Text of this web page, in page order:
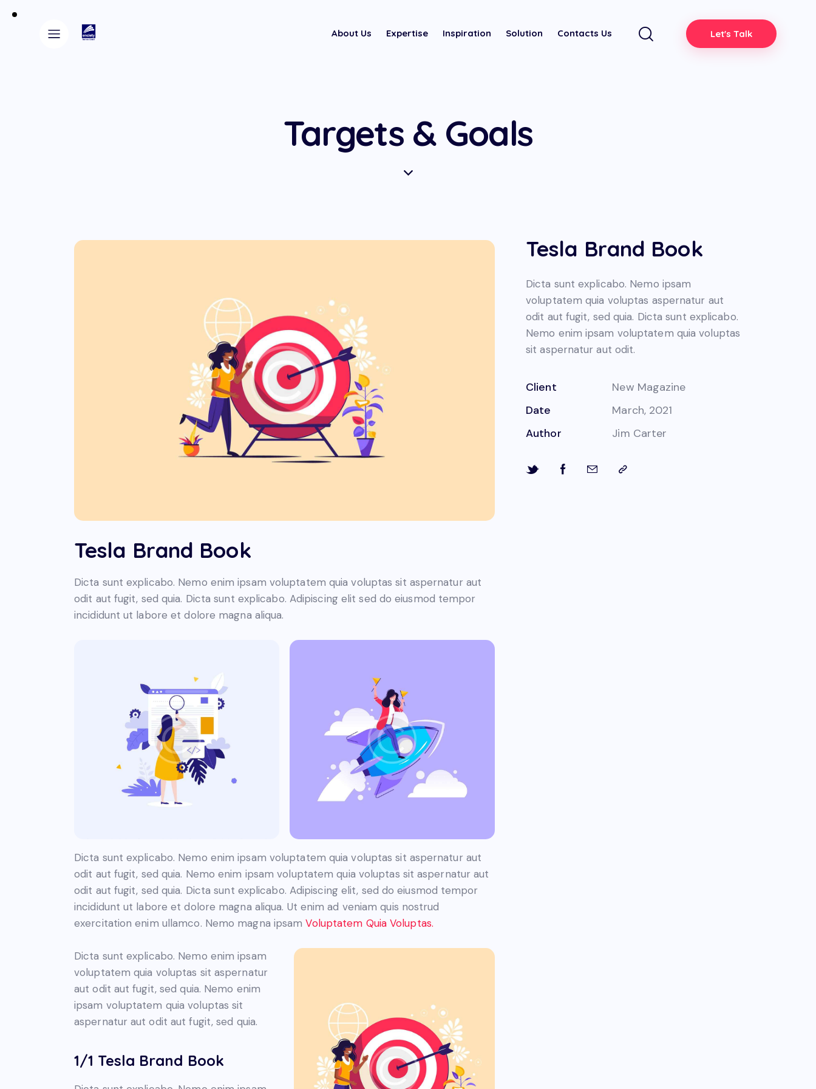
About Us Expertise Inspiration Solution Contacts Us Let's Talk
Targets & Goals
Tesla Brand Book
Dicta sunt explicabo. Nemo enim ipsam voluptatem quia voluptas sit aspernatur aut
odit aut fugit, sed quia. Dicta sunt explicabo. Adipiscing elit sed do eiusmod tempor
incididunt ut labore et dolore magna aliqua.
Dicta sunt explicabo. Nemo enim ipsam voluptatem quia voluptas sit aspernatur aut
odit aut fugit, sed quia. Nemo enim ipsam voluptatem quia voluptas sit aspernatur aut
odit aut fugit, sed quia. Dicta sunt explicabo. Adipiscing elit, sed do eiusmod tempor
incididunt ut labore et dolore magna aliqua. Ut enim ad veniam quis nostrud
exercitation enim ullamco. Nemo magna ipsamVoluptatem Quia Voluptas.
Dicta sunt explicabo. Nemo enim ipsam
voluptatem quia voluptas sit aspernatur
aut odit aut fugit, sed quia. Nemo enim
ipsam voluptatem quia voluptas sit
aspernatur aut odit aut fugit, sed quia.
1/1 Tesla Brand Book
Tesla Brand Book
Dicta sunt explicabo. Nemo ipsam
voluptatem quia voluptas aspernatur aut
odit aut fugit, sed quia. Dicta sunt explicabo.
Nemo enim ipsam voluptatem quia voluptas
sit aspernatur aut odit.
Client
New Magazine
Date
March, 2021
Author
Jim Carter